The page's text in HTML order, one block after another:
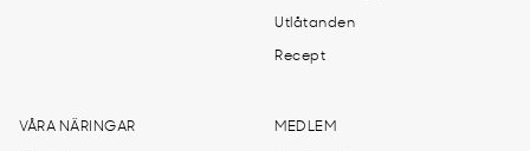
Utlåtanden
Recept
VÅRA NÄRINGAR MEDLEM